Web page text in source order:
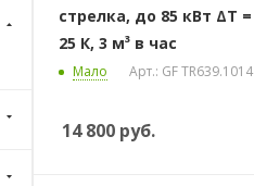
стрелка, до 85 кВт ΔТ =
25 К, 3 м³ в час
Мало Арт.: GF TR639.1014
14 800 руб.